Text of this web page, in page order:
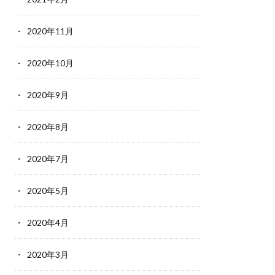
2020年11月
2020年10月
2020年9月
2020年8月
2020年7月
2020年5月
2020年4月
2020年3月